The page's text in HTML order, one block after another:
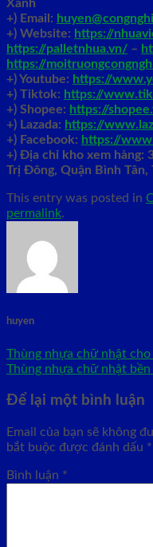
Xanh
+) Email:
+) Website: https://
https://palletnhua.vn/ –
https://
+) Youtube: https://
+) Tiktok: https://
+) Shopee: https://
+) Lazada: https://
+) Facebook: https://
+) Địa chỉ kho xem hàng:
Trị Đông, Quận Bình Tân,
This entry was posted in
permalink.
huyen
Thùng nhựa chữ nhật
Thùng nhựa chữ nhật
Để lại một bình luận
Email của bạn sẽ không
bắt buộc được đánh dấu *
Bình luận *